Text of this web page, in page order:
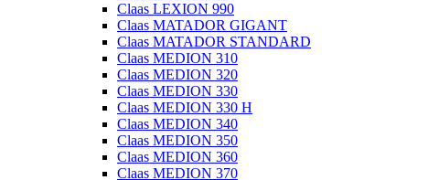
Claas LEXION 990
Claas MATADOR GIGANT
Claas MATADOR STANDARD
Claas MEDION 310
Claas MEDION 320
Claas MEDION 330
Claas MEDION 330 H
Claas MEDION 340
Claas MEDION 350
Claas MEDION 360
Claas MEDION 370